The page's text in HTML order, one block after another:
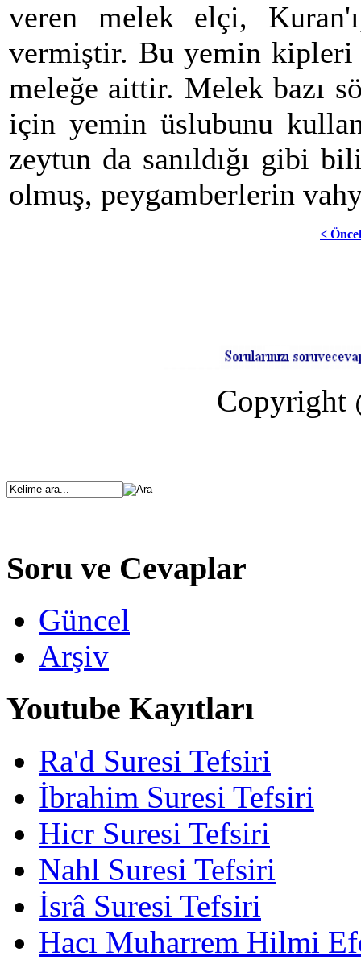
veren melek elçi,
vermiştir. Bu yemin
meleğe aittir. Melek bazı
için yemin üslubunu
zeytun da sanıldığı gibi
olmuş, peygamberlerin
<
Copyright
Soru ve Cevaplar
Güncel
Arşiv
Youtube Kayıtları
Ra'd Suresi Tefsiri
İbrahim Suresi Tefsiri
Hicr Suresi Tefsiri
Nahl Suresi Tefsiri
İsrâ Suresi Tefsiri
Hacı Muharrem Hilmi